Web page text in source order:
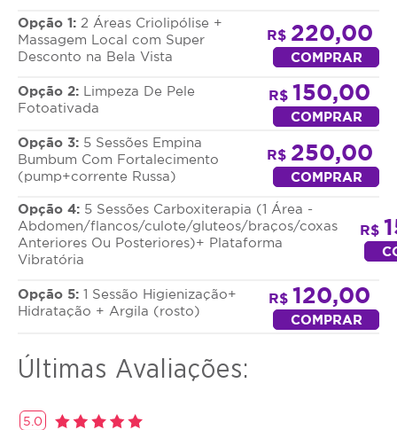
Opção 1: 2 Áreas Criolipólise +
Massagem Local com Super
Desconto na Bela Vista
R$ 220,00
COMPRAR
Opção 2: Limpeza De Pele
Fotoativada
R$ 150,00
COMPRAR
Opção 3: 5 Sessões Empina
Bumbum Com Fortalecimento
(pump+corrente Russa)
R$ 250,00
COMPRAR
Opção 4: 5 Sessões Carboxiterapia (1 Área -
Abdomen/flancos/culote/gluteos/braços/coxas
Anteriores Ou Posteriores)+ Plataforma
Vibratória
R$
Opção 5: 1 Sessão Higienização+
Hidratação + Argila (rosto)
R$ 120,00
COMPRAR
Últimas Avaliações:
5.0